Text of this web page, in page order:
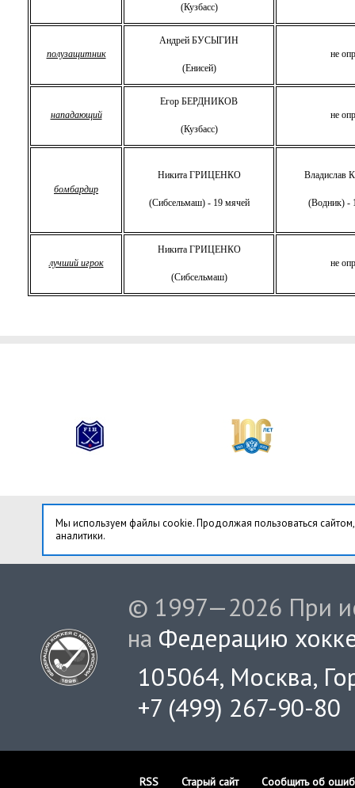
(Кузбасс)
полузащитник
Андрей БУСЫГИН
(Енисей)
не
нападающий
Егор БЕРДНИКОВ
(Кузбасс)
не
бомбардир
Никита ГРИЦЕНКО
(Сибсельмаш) - 19 мячей
Владислав
(Водник) -
лучший игрок
Никита ГРИЦЕНКО
(Сибсельмаш)
не
Мы используем файлы cookie. Продолжая пользоваться
аналитики.
© 1997—2026 При
на Федерацию
105064, Москва,
+7 (499) 267-90-80
RSS Старый сайт Сообщить об